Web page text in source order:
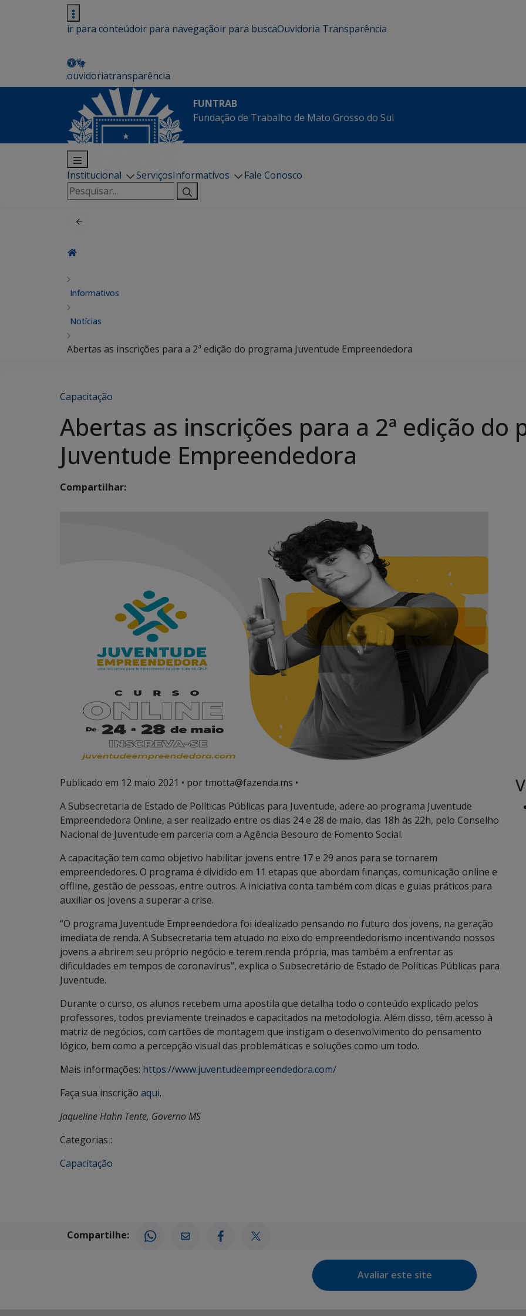
ir para conteúdoir para navegaçãoir para buscaOuvidoria Transparência
ouvidoriatransparência
FUNTRAB
Fundação de Trabalho de Mato Grosso do Sul
Institucional ServiçosInformativos
Fale Conosco
Pesquisar
por:
Informativos
Notícias
Abertas as inscrições para a 2ª edição do programa Juventude Empreendedora
Capacitação
Abertas as inscrições para a 2ª edição do
Juventude Empreendedora
Compartilhar:
Publicado em 12 maio 2021 • por tmotta@fazenda.ms •
A Subsecretaria de Estado de Políticas Públicas para Juventude, adere ao programa Juventude
Empreendedora Online, a ser realizado entre os dias 24 e 28 de maio, das 18h às 22h, pelo Conselho
Nacional de Juventude em parceria com a Agência Besouro de Fomento Social.
A capacitação tem como objetivo habilitar jovens entre 17 e 29 anos para se tornarem
empreendedores. O programa é dividido em 11 etapas que abordam finanças, comunicação online e
offline, gestão de pessoas, entre outros. A iniciativa conta também com dicas e guias práticos para
auxiliar os jovens a superar a crise.
“O programa Juventude Empreendedora foi idealizado pensando no futuro dos jovens, na geração
imediata de renda. A Subsecretaria tem atuado no eixo do empreendedorismo incentivando nossos
jovens a abrirem seu próprio negócio e terem renda própria, mas também a enfrentar as
dificuldades em tempos de coronavírus”, explica o Subsecretário de Estado de Políticas Públicas para
Juventude.
Durante o curso, os alunos recebem uma apostila que detalha todo o conteúdo explicado pelos
professores, todos previamente treinados e capacitados na metodologia. Além disso, têm acesso à
matriz de negócios, com cartões de montagem que instigam o desenvolvimento do pensamento
lógico, bem como a percepção visual das problemáticas e soluções como um todo.
Mais informações: https://www.juventudeempreendedora.com/
Faça sua inscrição aqui.
Jaqueline Hahn Tente, Governo MS
Categorias :
Capacitação
Compartilhe:
Avaliar este site